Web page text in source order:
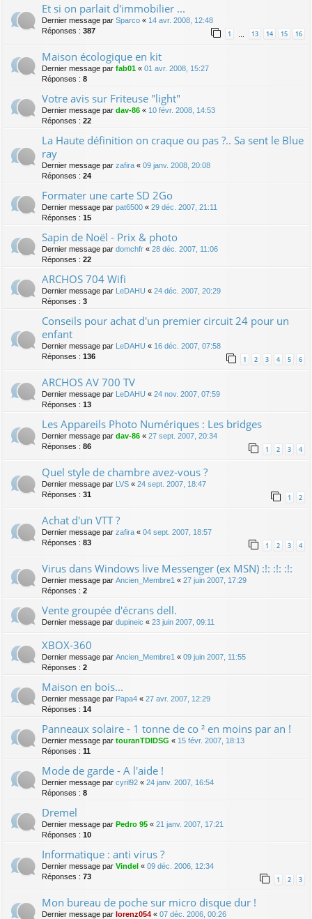
Et si on parlait d'immobilier ...
Dernier message par Sparco « 14 avr. 2008, 12:48
Réponses : 387 1 13 14 15 16
Maison écologique en kit
Dernier message par fab01 « 01 avr. 2008, 15:27
Réponses : 8
Votre avis sur Friteuse "light"
Dernier message par dav-86 « 10 févr. 2008, 14:53
Réponses : 22
La Haute définition on craque ou pas ?.. Sa sent le Blue
ray
Dernier message par zafira « 09 janv. 2008, 20:08
Réponses : 24
Formater une carte SD 2Go
Dernier message par pat6500 « 29 déc. 2007, 21:11
Réponses : 15
Sapin de Noël - Prix & photo
Dernier message par domchfr « 28 déc. 2007, 11:06
Réponses : 22
ARCHOS 704 Wifi
Dernier message par LeDAHU « 24 déc. 2007, 20:29
Réponses : 3
Conseils pour achat d'un premier circuit 24 pour un
enfant
Dernier message par LeDAHU « 16 déc. 2007, 07:58
Réponses : 136 1 2 3 4 5 6
ARCHOS AV 700 TV
Dernier message par LeDAHU « 24 nov. 2007, 07:59
Réponses : 13
Les Appareils Photo Numériques : Les bridges
Dernier message par dav-86 « 27 sept. 2007, 20:34
Réponses : 86 1 2 3 4
Quel style de chambre avez-vous ?
Dernier message par LVS « 24 sept. 2007, 18:47
Réponses : 31 1 2
Achat d'un VTT ?
Dernier message par zafira « 04 sept. 2007, 18:57
Réponses : 83 1 2 3 4
Virus dans Windows live Messenger (ex MSN) :!: :!: :!:
Dernier message par Ancien_Membre1 « 27 juin 2007, 17:29
Réponses : 2
Vente groupée d'écrans dell.
Dernier message par dupineic « 23 juin 2007, 09:11
XBOX-360
Dernier message par Ancien_Membre1 « 09 juin 2007, 11:55
Réponses : 2
Maison en bois...
Dernier message par Papa4 « 27 avr. 2007, 12:29
Réponses : 14
Panneaux solaire - 1 tonne de co ² en moins par an !
Dernier message par touranTDIDSG « 15 févr. 2007, 18:13
Réponses : 11
Mode de garde - A l'aide !
Dernier message par cyril92 « 24 janv. 2007, 16:54
Réponses : 8
Dremel
Dernier message par Pedro 95 « 21 janv. 2007, 17:21
Réponses : 10
Informatique : anti virus ?
Dernier message par Vindel « 09 déc. 2006, 12:34
Réponses : 73 1 2 3
Mon bureau de poche sur micro disque dur !
Dernier message par lorenz054 « 07 déc. 2006, 00:26